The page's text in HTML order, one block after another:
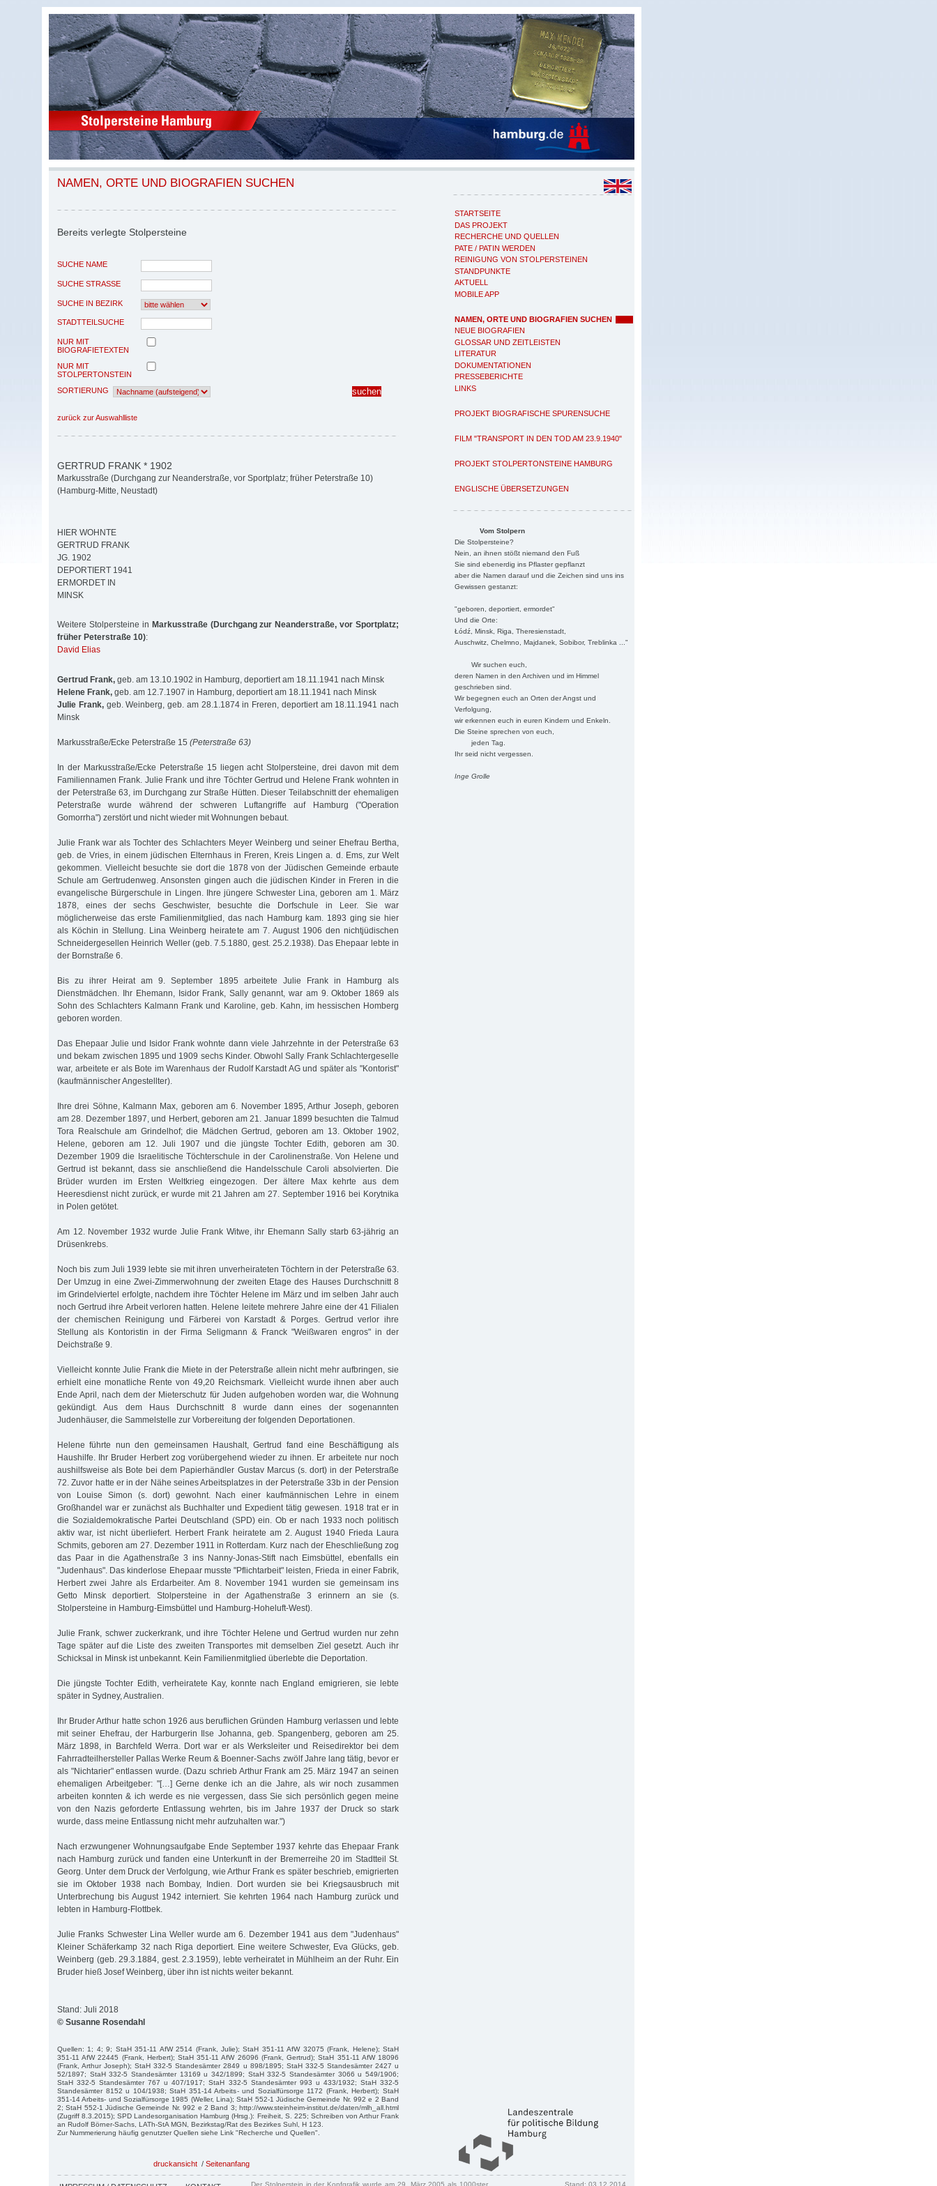
STARTSEITE
DAS PROJEKT
RECHERCHE UND QUELLEN
PATE / PATIN WERDEN
REINIGUNG VON STOLPERSTEINEN
STANDPUNKTE
AKTUELL
MOBILE APP
NAMEN, ORTE UND BIOGRAFIEN SUCHEN
NEUE BIOGRAFIEN
GLOSSAR UND ZEITLEISTEN
LITERATUR
DOKUMENTATIONEN
PRESSEBERICHTE
LINKS
PROJEKT BIOGRAFISCHE SPURENSUCHE
FILM "TRANSPORT IN DEN TOD AM 23.9.1940"
PROJEKT STOLPERTONSTEINE HAMBURG
ENGLISCHE ÜBERSETZUNGEN
Vom Stolpern
Die Stolpersteine?
Nein, an ihnen stößt niemand den Fuß
Sie sind ebenerdig ins Pflaster gepflanzt
aber die Namen darauf und die Zeichen sind uns ins
Gewissen gestanzt:
"geboren, deportiert, ermordet"
Und die Orte:
Łódź, Minsk, Riga, Theresienstadt,
Auschwitz, Chelmno, Majdanek, Sobibor, Treblinka ..."
Wir suchen euch,
deren Namen in den Archiven und im Himmel
geschrieben sind.
Wir begegnen euch an Orten der Angst und
Verfolgung,
wir erkennen euch in euren Kindern und Enkeln.
Die Steine sprechen von euch,
jeden Tag.
Ihr seid nicht vergessen.
Inge Grolle
NAMEN, ORTE UND BIOGRAFIEN SUCHEN
Bereits verlegte Stolpersteine
SUCHE NAME
SUCHE STRASSE
SUCHE IN BEZIRK
STADTTEILSUCHE
NUR MIT
BIOGRAFIETEXTEN
NUR MIT
STOLPERTONSTEIN
SORTIERUNG
zurück zur Auswahlliste
GERTRUD FRANK * 1902
Markusstraße (Durchgang zur Neanderstraße, vor Sportplatz; früher Peterstraße 10)
(Hamburg-Mitte, Neustadt)
HIER WOHNTE
GERTRUD FRANK
JG. 1902
DEPORTIERT 1941
ERMORDET IN
MINSK
Weitere Stolpersteine in Markusstraße (Durchgang zur Neanderstraße, vor Sportplatz;
früher Peterstraße 10):
David Elias
Gertrud Frank, geb. am 13.10.1902 in Hamburg, deportiert am 18.11.1941 nach Minsk
Helene Frank, geb. am 12.7.1907 in Hamburg, deportiert am 18.11.1941 nach Minsk
Julie Frank,geb. Weinberg, geb. am 28.1.1874 in Freren, deportiert am 18.11.1941 nach
Minsk
Markusstraße/Ecke Peterstraße 15 (Peterstraße 63)
In der Markusstraße/Ecke Peterstraße 15 liegen acht Stolpersteine, drei davon mit dem
Familiennamen Frank. Julie Frank und ihre Töchter Gertrud und Helene Frank wohnten in
der Peterstraße 63, im Durchgang zur Straße Hütten. Dieser Teilabschnitt der ehemaligen
Peterstraße wurde während der schweren Luftangriffe auf Hamburg ("Operation
Gomorrha") zerstört und nicht wieder mit Wohnungen bebaut.
Julie Frank war als Tochter des Schlachters Meyer Weinberg und seiner Ehefrau Bertha,
geb. de Vries, in einem jüdischen Elternhaus in Freren, Kreis Lingen a. d. Ems, zur Welt
gekommen. Vielleicht besuchte sie dort die 1878 von der Jüdischen Gemeinde erbaute
Schule am Gertrudenweg. Ansonsten gingen auch die jüdischen Kinder in Freren in die
evangelische Bürgerschule in Lingen. Ihre jüngere Schwester Lina, geboren am 1. März
1878, eines der sechs Geschwister, besuchte die Dorfschule in Leer. Sie war
möglicherweise das erste Familienmitglied, das nach Hamburg kam. 1893 ging sie hier
als Köchin in Stellung. Lina Weinberg heiratete am 7. August 1906 den nichtjüdischen
Schneidergesellen Heinrich Weller (geb. 7.5.1880, gest. 25.2.1938). Das Ehepaar lebte in
der Bornstraße 6.
Bis zu ihrer Heirat am 9. September 1895 arbeitete Julie Frank in Hamburg als
Dienstmädchen. Ihr Ehemann, Isidor Frank, Sally genannt, war am 9. Oktober 1869 als
Sohn des Schlachters Kalmann Frank und Karoline, geb. Kahn, im hessischen Homberg
geboren worden.
Das Ehepaar Julie und Isidor Frank wohnte dann viele Jahrzehnte in der Peterstraße 63
und bekam zwischen 1895 und 1909 sechs Kinder. Obwohl Sally Frank Schlachtergeselle
war, arbeitete er als Bote im Warenhaus der Rudolf Karstadt AG und später als "Kontorist"
(kaufmännischer Angestellter).
Ihre drei Söhne, Kalmann Max, geboren am 6. November 1895, Arthur Joseph, geboren
am 28. Dezember 1897, und Herbert, geboren am 21. Januar 1899 besuchten die Talmud
Tora Realschule am Grindelhof; die Mädchen Gertrud, geboren am 13. Oktober 1902,
Helene, geboren am 12. Juli 1907 und die jüngste Tochter Edith, geboren am 30.
Dezember 1909 die Israelitische Töchterschule in der Carolinenstraße. Von Helene und
Gertrud ist bekannt, dass sie anschließend die Handelsschule Caroli absolvierten. Die
Brüder wurden im Ersten Weltkrieg eingezogen. Der ältere Max kehrte aus dem
Heeresdienst nicht zurück, er wurde mit 21 Jahren am 27. September 1916 bei Korytnika
in Polen getötet.
Am 12. November 1932 wurde Julie Frank Witwe, ihr Ehemann Sally starb 63-jährig an
Drüsenkrebs.
Noch bis zum Juli 1939 lebte sie mit ihren unverheirateten Töchtern in der Peterstraße 63.
Der Umzug in eine Zwei-Zimmerwohnung der zweiten Etage des Hauses Durchschnitt 8
im Grindelviertel erfolgte, nachdem ihre Töchter Helene im März und im selben Jahr auch
noch Gertrud ihre Arbeit verloren hatten. Helene leitete mehrere Jahre eine der 41 Filialen
der chemischen Reinigung und Färberei von Karstadt & Porges. Gertrud verlor ihre
Stellung als Kontoristin in der Firma Seligmann & Franck "Weißwaren engros" in der
Deichstraße 9.
Vielleicht konnte Julie Frank die Miete in der Peterstraße allein nicht mehr aufbringen, sie
erhielt eine monatliche Rente von 49,20 Reichsmark. Vielleicht wurde ihnen aber auch
Ende April, nach dem der Mieterschutz für Juden aufgehoben worden war, die Wohnung
gekündigt. Aus dem Haus Durchschnitt 8 wurde dann eines der sogenannten
Judenhäuser, die Sammelstelle zur Vorbereitung der folgenden Deportationen.
Helene führte nun den gemeinsamen Haushalt, Gertrud fand eine Beschäftigung als
Haushilfe. Ihr Bruder Herbert zog vorübergehend wieder zu ihnen. Er arbeitete nur noch
aushilfsweise als Bote bei dem Papierhändler Gustav Marcus (s. dort) in der Peterstraße
72. Zuvor hatte er in der Nähe seines Arbeitsplatzes in der Peterstraße 33b in der Pension
von Louise Simon (s. dort) gewohnt. Nach einer kaufmännischen Lehre in einem
Großhandel war er zunächst als Buchhalter und Expedient tätig gewesen. 1918 trat er in
die Sozialdemokratische Partei Deutschland (SPD) ein. Ob er nach 1933 noch politisch
aktiv war, ist nicht überliefert. Herbert Frank heiratete am 2. August 1940 Frieda Laura
Schmits, geboren am 27. Dezember 1911 in Rotterdam. Kurz nach der Eheschließung zog
das Paar in die Agathenstraße 3 ins Nanny-Jonas-Stift nach Eimsbüttel, ebenfalls ein
"Judenhaus". Das kinderlose Ehepaar musste "Pflichtarbeit" leisten, Frieda in einer Fabrik,
Herbert zwei Jahre als Erdarbeiter. Am 8. November 1941 wurden sie gemeinsam ins
Getto Minsk deportiert. Stolpersteine in der Agathenstraße 3 erinnern an sie (s.
Stolpersteine in Hamburg-Eimsbüttel und Hamburg-Hoheluft-West).
Julie Frank, schwer zuckerkrank, und ihre Töchter Helene und Gertrud wurden nur zehn
Tage später auf die Liste des zweiten Transportes mit demselben Ziel gesetzt. Auch ihr
Schicksal in Minsk ist unbekannt. Kein Familienmitglied überlebte die Deportation.
Die jüngste Tochter Edith, verheiratete Kay, konnte nach England emigrieren, sie lebte
später in Sydney, Australien.
Ihr Bruder Arthur hatte schon 1926 aus beruflichen Gründen Hamburg verlassen und lebte
mit seiner Ehefrau, der Harburgerin Ilse Johanna, geb. Spangenberg, geboren am 25.
März 1898, in Barchfeld Werra. Dort war er als Werksleiter und Reisedirektor bei dem
Fahrradteilhersteller Pallas Werke Reum & Boenner-Sachs zwölf Jahre lang tätig, bevor er
als "Nichtarier" entlassen wurde. (Dazu schrieb Arthur Frank am 25. März 1947 an seinen
ehemaligen Arbeitgeber: "[…] Gerne denke ich an die Jahre, als wir noch zusammen
arbeiten konnten & ich werde es nie vergessen, dass Sie sich persönlich gegen meine
von den Nazis geforderte Entlassung wehrten, bis im Jahre 1937 der Druck so stark
wurde, dass meine Entlassung nicht mehr aufzuhalten war.")
Nach erzwungener Wohnungsaufgabe Ende September 1937 kehrte das Ehepaar Frank
nach Hamburg zurück und fanden eine Unterkunft in der Bremerreihe 20 im Stadtteil St.
Georg. Unter dem Druck der Verfolgung, wie Arthur Frank es später beschrieb, emigrierten
sie im Oktober 1938 nach Bombay, Indien. Dort wurden sie bei Kriegsausbruch mit
Unterbrechung bis August 1942 interniert. Sie kehrten 1964 nach Hamburg zurück und
lebten in Hamburg-Flottbek.
Julie Franks Schwester Lina Weller wurde am 6. Dezember 1941 aus dem "Judenhaus"
Kleiner Schäferkamp 32 nach Riga deportiert. Eine weitere Schwester, Eva Glücks, geb.
Weinberg (geb. 29.3.1884, gest. 2.3.1959), lebte verheiratet in Mühlheim an der Ruhr. Ein
Bruder hieß Josef Weinberg, über ihn ist nichts weiter bekannt.
Stand: Juli 2018
© Susanne Rosendahl
Quellen: 1; 4; 9; StaH 351-11 AfW 2514 (Frank, Julie); StaH 351-11 AfW 32075 (Frank, Helene); StaH
351-11 AfW 22445 (Frank, Herbert); StaH 351-11 AfW 26096 (Frank, Gertrud); StaH 351-11 AfW 18096
(Frank, Arthur Joseph); StaH 332-5 Standesämter 2849 u 898/1895; StaH 332-5 Standesämter 2427 u
52/1897; StaH 332-5 Standesämter 13169 u 342/1899; StaH 332-5 Standesämter 3066 u 549/1906;
StaH 332-5 Standesämter 767 u 407/1917; StaH 332-5 Standesämter 993 u 433/1932; StaH 332-5
Standesämter 8152 u 104/1938; StaH 351-14 Arbeits- und Sozialfürsorge 1172 (Frank, Herbert); StaH
351-14 Arbeits- und Sozialfürsorge 1985 (Weller, Lina); StaH 552-1 Jüdische Gemeinde Nr. 992 e 2 Band
2; StaH 552-1 Jüdische Gemeinde Nr. 992 e 2 Band 3; http://www.steinheim-institut.de/daten/mlh_all.html
(Zugriff 8.3.2015); SPD Landesorganisation Hamburg (Hrsg.): Freiheit, S. 225; Schreiben von Arthur Frank
an Rudolf Börner-Sachs, LATh-StA MGN, Bezirkstag/Rat des Bezirkes Suhl, H 123.
Zur Nummerierung häufig genutzter Quellen siehe Link "Recherche und Quellen".
druckansicht / Seitenanfang
Der Stolperstein in der Kopfgrafik wurde am 29. März 2005 als 1000ster Stand: 03.12.2014